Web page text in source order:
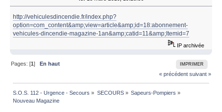
http://vehiculesdincendie.fr/index.php?
option=com_content&amp;view=article&amp;id=18:abonnement-
vehicules-dincendie-magazine-1an&amp;catid=11&amp;Itemid=7
IP archivée
IMPRIMER
Pages: [1]En haut
« précédent suivant »
S.O.S. 112 - Urgence - Secours » SECOURS» Sapeurs-Pompiers »
Nouveau Magazine